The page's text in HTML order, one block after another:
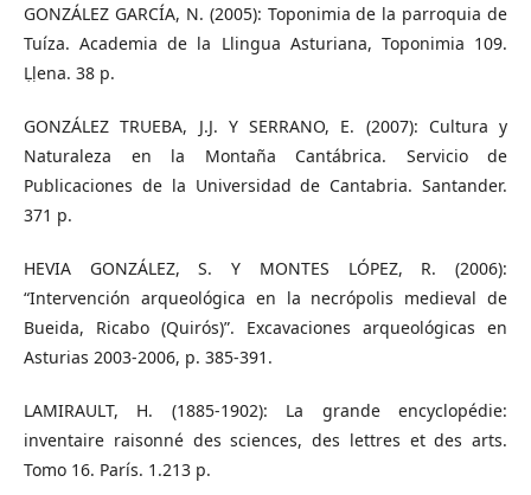
GONZÁLEZ GARCÍA, N. (2005): Toponimia de la parroquia de
Tuíza. Academia de la Llingua Asturiana, Toponimia 109.
Ḷḷena. 38 p.
GONZÁLEZ TRUEBA, J.J. Y SERRANO, E. (2007): Cultura y
Naturaleza en la Montaña Cantábrica. Servicio de
Publicaciones de la Universidad de Cantabria. Santander.
371 p.
HEVIA GONZÁLEZ, S. Y MONTES LÓPEZ, R. (2006):
“Intervención arqueológica en la necrópolis medieval de
Bueida, Ricabo (Quirós)”. Excavaciones arqueológicas en
Asturias 2003-2006, p. 385-391.
LAMIRAULT, H. (1885-1902): La grande encyclopédie:
inventaire raisonné des sciences, des lettres et des arts.
Tomo 16. París. 1.213 p.